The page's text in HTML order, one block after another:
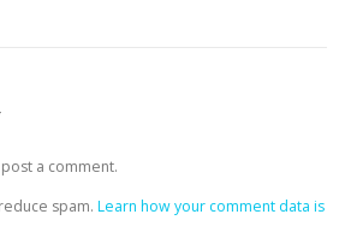
a comment.
spam. Learn how your comment data is